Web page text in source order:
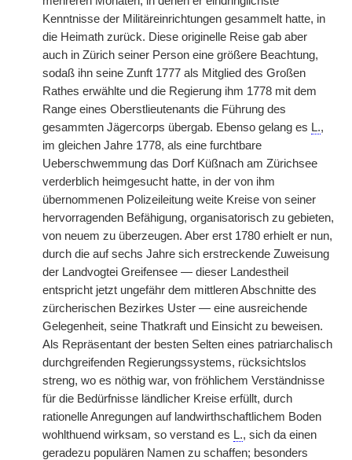
Kenntnisse der Militäreinrichtungen gesammelt hatte, in
die Heimath zurück. Diese originelle Reise gab aber
auch in Zürich seiner Person eine größere Beachtung,
sodaß ihn seine Zunft 1777 als Mitglied des Großen
Rathes erwählte und die Regierung ihm 1778 mit dem
Range eines Oberstlieutenants die Führung des
gesammten Jägercorps übergab. Ebenso gelang es L.,
im gleichen Jahre 1778, als eine furchtbare
Ueberschwemmung das Dorf Küßnach am Zürichsee
verderblich heimgesucht hatte, in der von ihm
übernommenen Polizeileitung weite Kreise von seiner
hervorragenden Befähigung, organisatorisch zu gebieten,
von neuem zu überzeugen. Aber erst 1780 erhielt er nun,
durch die auf sechs Jahre sich erstreckende Zuweisung
der Landvogtei Greifensee — dieser Landestheil
entspricht jetzt ungefähr dem mittleren Abschnitte des
zürcherischen Bezirkes Uster — eine ausreichende
Gelegenheit, seine Thatkraft und Einsicht zu beweisen.
Als Repräsentant der besten Selten eines patriarchalisch
durchgreifenden Regierungssystems, rücksichtslos
streng, wo es nöthig war, von fröhlichem Verständnisse
für die Bedürfnisse ländlicher Kreise erfüllt, durch
rationelle Anregungen auf landwirthschaftlichem Boden
wohlthuend wirksam, so verstand es L., sich da einen
geradezu populären Namen zu schaffen; besonders